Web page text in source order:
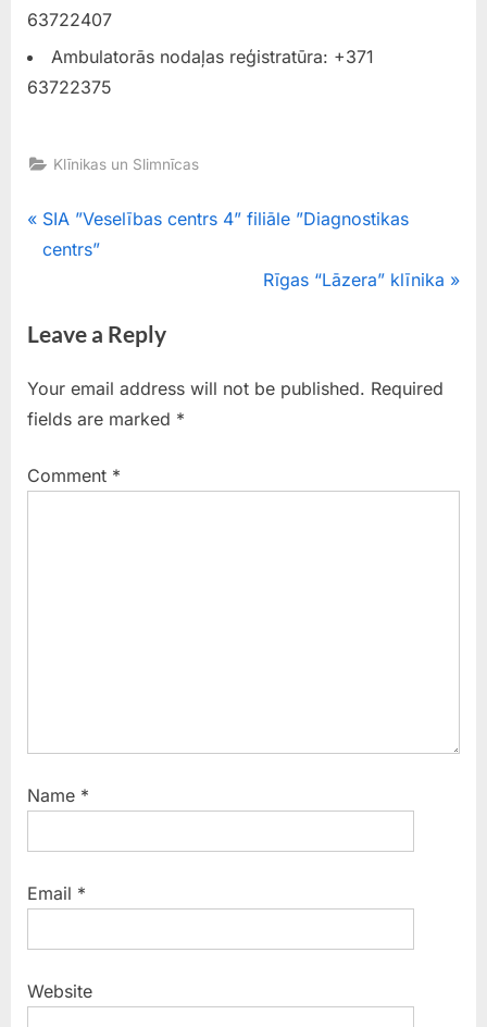
63722407
Ambulatorās nodaļas reģistratūra: +371
63722375
Klīnikas un Slimnīcas
Post
P
r
i
u
s
o
SIA ”Veselības centrs 4” filiāle ”Diagnostikas
centrs”
N
P
t
Rīgas “Lāzera” klīnika
Leave a Reply
Your email address will not be published. Required
fields are marked *
Comment *
Name *
Email *
Website